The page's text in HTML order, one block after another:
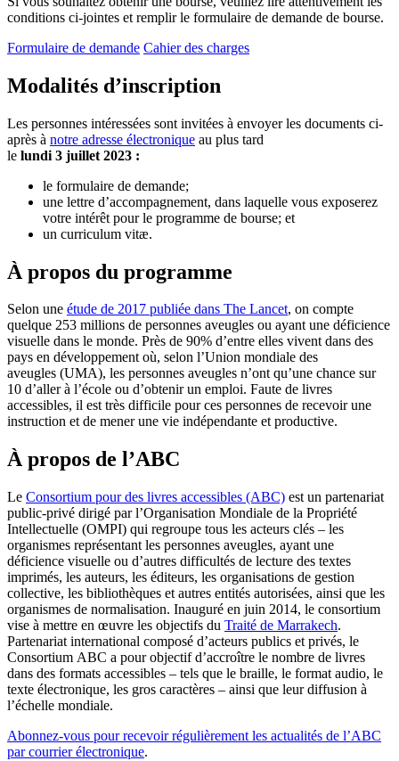
conditions ci-jointes et remplir le formulaire de demande de bourse.
Formulaire de demande Cahier des charges
Modalités d’inscription
Les personnes intéressées sont invitées à envoyer les documents ci-
après à notre adresse électronique au plus tard
le lundi 3 juillet 2023 :
le formulaire de demande;
une lettre d’accompagnement, dans laquelle vous exposerez
votre intérêt pour le programme de bourse; et
un curriculum vitæ.
À propos du programme
Selon une étude de 2017 publiée dans The Lancet, on compte
quelque 253 millions de personnes aveugles ou ayant une déficience
visuelle dans le monde. Près de 90% d’entre elles vivent dans des
pays en développement où, selon l’Union mondiale des
aveugles (UMA), les personnes aveugles n’ont qu’une chance sur
10 d’aller à l’école ou d’obtenir un emploi. Faute de livres
accessibles, il est très difficile pour ces personnes de recevoir une
instruction et de mener une vie indépendante et productive.
À propos de l’ABC
Le Consortium pour des livres accessibles (ABC) est un partenariat
public-privé dirigé par l’Organisation Mondiale de la Propriété
Intellectuelle (OMPI) qui regroupe tous les acteurs clés – les
organismes représentant les personnes aveugles, ayant une
déficience visuelle ou d’autres difficultés de lecture des textes
imprimés, les auteurs, les éditeurs, les organisations de gestion
collective, les bibliothèques et autres entités autorisées, ainsi que les
organismes de normalisation. Inauguré en juin 2014, le consortium
vise à mettre en œuvre les objectifs du Traité de Marrakech.
Partenariat international composé d’acteurs publics et privés, le
Consortium ABC a pour objectif d’accroître le nombre de livres
dans des formats accessibles – tels que le braille, le format audio, le
texte électronique, les gros caractères – ainsi que leur diffusion à
l’échelle mondiale.
Abonnez-vous pour recevoir régulièrement les actualités de l’ABC
par courrier électronique.